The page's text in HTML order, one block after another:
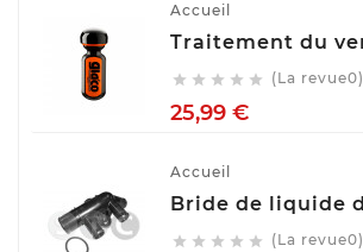
Accueil
     (La revue0)
25,99 €Prix
Accueil
     (La revue0)